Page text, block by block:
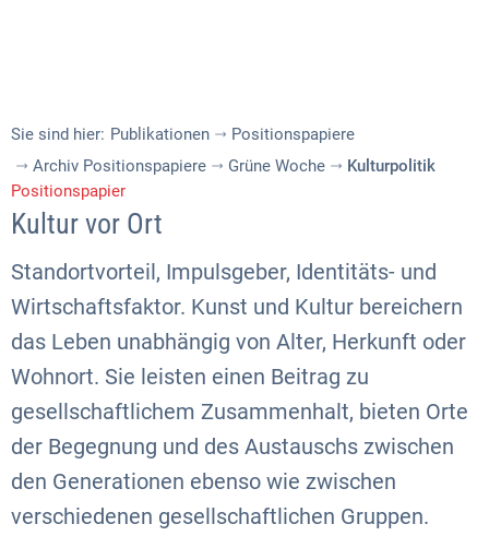
Sie sind hier: Publikationen
Positionspapiere
Archiv Positionspapiere
Grüne Woche
Kulturpolitik
Positionspapier
Kultur vor Ort
Standortvorteil, Impulsgeber, Identitäts- und
Wirtschaftsfaktor. Kunst und Kultur bereichern
das Leben unabhängig von Alter, Herkunft oder
Wohnort. Sie leisten einen Beitrag zu
gesellschaftlichem Zusammenhalt, bieten Orte
der Begegnung und des Austauschs zwischen
den Generationen ebenso wie zwischen
verschiedenen gesellschaftlichen Gruppen.